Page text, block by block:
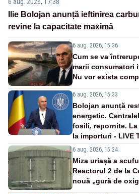
Ilie Bolojan anunță ieftinirea
revine la capacitate maximă
6 aug. 2026, 15:36
Cum se va
marii consumatori
Nu vor exista
6 aug. 2026, 15:33
Bolojan anunță
energetic.
fosili, repornite. La
la importuri - LIVE
6 aug. 2026, 15:24
Miza uriașă a
Reactorul 2 de la
nouă „gură de